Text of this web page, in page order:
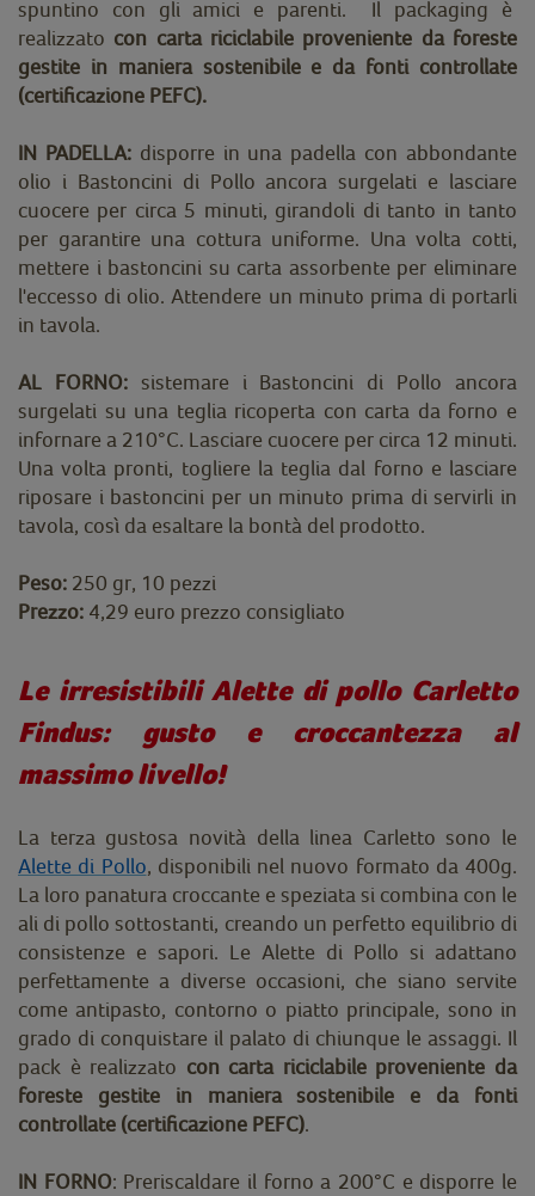
spuntino con gli amici e parenti. Il packaging è
realizzato con carta riciclabile proveniente da foreste
gestite in maniera sostenibile e da fonti controllate
(certificazione PEFC).
IN PADELLA: disporre in una padella con abbondante
olio i Bastoncini di Pollo ancora surgelati e lasciare
cuocere per circa 5 minuti, girandoli di tanto in tanto
per garantire una cottura uniforme. Una volta cotti,
mettere i bastoncini su carta assorbente per eliminare
l'eccesso di olio. Attendere un minuto prima di portarli
in tavola.
AL FORNO:sistemare i Bastoncini di Pollo ancora
surgelati su una teglia ricoperta con carta da forno e
infornare a 210°C. Lasciare cuocere per circa 12 minuti.
Una volta pronti, togliere la teglia dal forno e lasciare
riposare i bastoncini per un minuto prima di servirli in
tavola, così da esaltare la bontà del prodotto.
Peso: 250 gr, 10 pezzi
Prezzo: 4,29 euro prezzo consigliato
Le irresistibili Alette di pollo Carletto
Findus: gusto e croccantezza al
massimo livello!
La terza gustosa novità della linea Carletto sono le
Alette di Pollo, disponibili nel nuovo formato da 400g.
La loro panatura croccante e speziata si combina con le
ali di pollo sottostanti, creando un perfetto equilibrio di
consistenze e sapori. Le Alette di Pollo si adattano
perfettamente a diverse occasioni, che siano servite
come antipasto, contorno o piatto principale, sono in
grado di conquistare il palato di chiunque le assaggi. Il
pack è realizzato con carta riciclabile proveniente da
foreste gestite in maniera sostenibile e da fonti
controllate (certificazione PEFC).
IN FORNO: Preriscaldare il forno a 200°C e disporre le